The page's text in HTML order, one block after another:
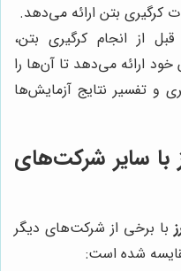
کرگیری بتن ارائه می‌دهد.
از انجام کرگیری بتن،
خود ارائه می‌دهد تا آن‌ها را
و تفسیر نتایج آزمایش‌ها
با سایر شرکت‌های
با برخی از شرکت‌های دیگر
شده است: